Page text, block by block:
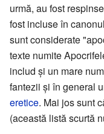
urmă, au fost
fost incluse în
sunt considerate
texte numite
includ şi un mare
fantezii şi în general
eretice. Mai jos sunt
(această listă scurtă